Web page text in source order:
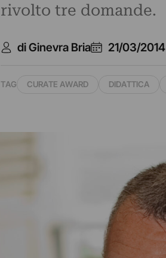
rivolto tre domande.
di Ginevra Bria 21/03/2014
TAG CURATE AWARD DIDATTICA